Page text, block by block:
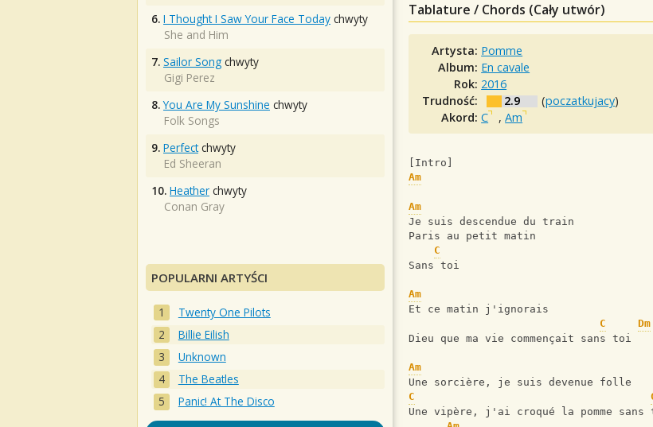
Tablature / Chords (Cały utwór)
Artysta: Pomme
Album: En cavale
Rok: 2016
Trudność:
2.9 (poczatkujacy)
Akord:C ,Am
[Intro]
Am
Am
Je suis descendue du train
Paris au petit matin
C
Sans toi
Am
Et ce matin j'ignorais
C
Dm
Dieu que ma vie commençait sans toi
Am
Une sorcière, je suis devenue folle
C
Une vipère, j'ai croqué la pomme sans
6. I Thought I Saw Your Face Today chwyty
She and Him
7. Sailor Song chwyty
Gigi Perez
8. You Are My Sunshine chwyty
Folk Songs
9. Perfectchwyty
Ed Sheeran
10. Heather chwyty
Conan Gray
POPULARNI ARTYŚCI
Twenty One Pilots
Billie Eilish
Unknown
The Beatles
Panic! At The Disco